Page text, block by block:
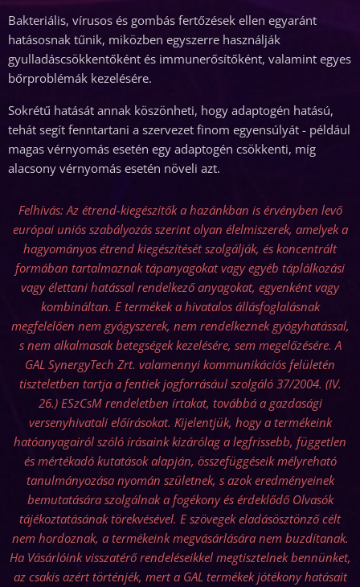
Bakteriális, vírusos és gombás fertőzések ellen egyaránt
hatásosnak tűnik, miközben egyszerre használják
gyulladáscsökkentőként és immunerősítőként, valamint egyes
bőrproblémák kezelésére.
Sokrétű hatását annak köszönheti, hogy adaptogén hatású,
tehát segít fenntartani a szervezet finom egyensúlyát - például
magas vérnyomás esetén egy adaptogén csökkenti, míg
alacsony vérnyomás esetén növeli azt.
Felhívás: Az étrend-kiegészítők a hazánkban is érvényben levő
európai uniós szabályozás szerint olyan élelmiszerek, amelyek a
hagyományos étrend kiegészítését szolgálják, és koncentrált
formában tartalmaznak tápanyagokat vagy egyéb táplálkozási
vagy élettani hatással rendelkező anyagokat, egyenként vagy
kombináltan. E termékek a hivatalos állásfoglalásnak
megfelelően nem gyógyszerek, nem rendelkeznek gyógyhatással,
s nem alkalmasak betegségek kezelésére, sem megelőzésére. A
GAL SynergyTech Zrt. valamennyi kommunikációs felületén
tiszteletben tartja a fentiek jogforrásául szolgáló 37/2004. (IV.
26.) ESzCsM rendeletben írtakat, továbbá a gazdasági
versenyhivatali előírásokat. Kijelentjük, hogy a termékeink
hatóanyagairól szóló írásaink kizárólag a legfrissebb, független
és mértékadó kutatások alapján, összefüggéseik mélyreható
tanulmányozása nyomán születnek, s azok eredményeinek
bemutatására szolgálnak a fogékony és érdeklődő Olvasók
tájékoztatásának törekvésével. E szövegek eladásösztönző célt
nem hordoznak, a termékeink megvásárlására nem buzdítanak.
Ha Vásárlóink visszatérő rendeléseikkel megtisztelnek bennünket,
az csakis azért történjék, mert a GAL termékek jótékony hatásait